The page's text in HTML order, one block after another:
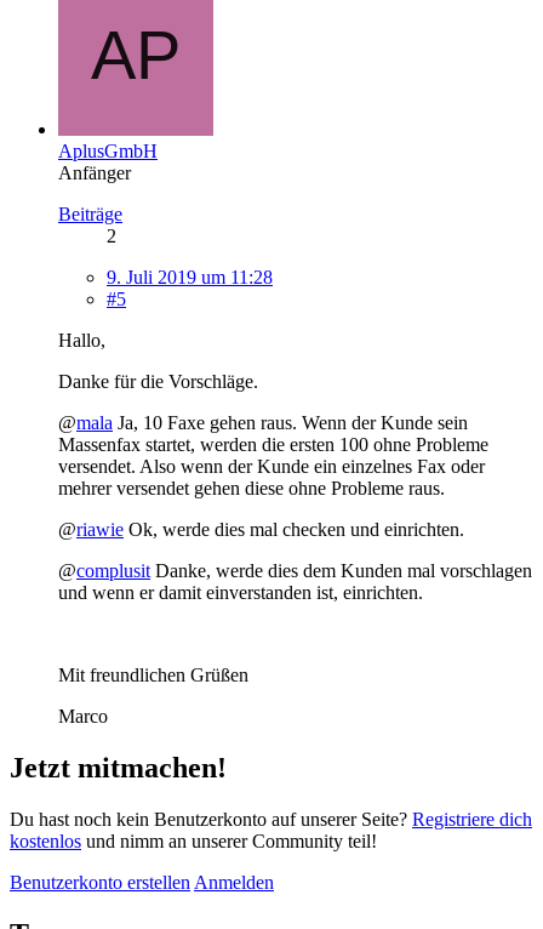
AplusGmbH
Anfänger
Beiträge
2
9. Juli 2019 um 11:28
#5
Hallo,
Danke für die Vorschläge.
@mala Ja, 10 Faxe gehen raus. Wenn der Kunde sein
Massenfax startet, werden die ersten 100 ohne Probleme
versendet. Also wenn der Kunde ein einzelnes Fax oder
mehrer versendet gehen diese ohne Probleme raus.
@riawie Ok, werde dies mal checken und einrichten.
@complusit Danke, werde dies dem Kunden mal vorschlagen
und wenn er damit einverstanden ist, einrichten.
Mit freundlichen Grüßen
Marco
Jetzt mitmachen!
Du hast noch kein Benutzerkonto auf unserer Seite? Registriere dich
kostenlos und nimm an unserer Community teil!
Benutzerkonto erstellen Anmelden